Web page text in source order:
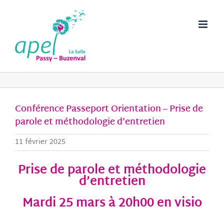
Conférence Passeport Orientation – Prise de
parole et méthodologie d’entretien
11 février 2025
Prise de parole et méthodologie
d’entretien
Mardi 25 mars à 20h00 en visio